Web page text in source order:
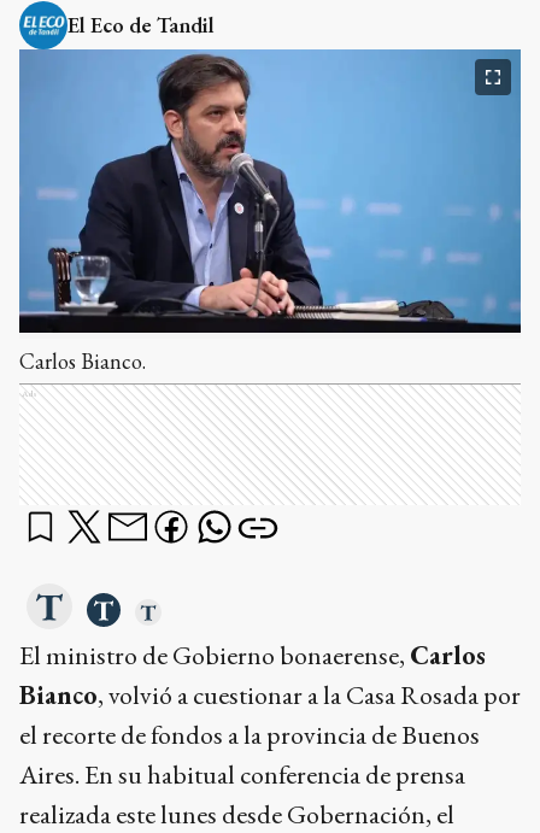
El Eco de Tandil
Carlos Bianco.
Ads
El ministro de Gobierno bonaerense, Carlos
Bianco, volvió a cuestionar a la Casa Rosada por
el recorte de fondos a la provincia de Buenos
Aires. En su habitual conferencia de prensa
realizada este lunes desde Gobernación, el